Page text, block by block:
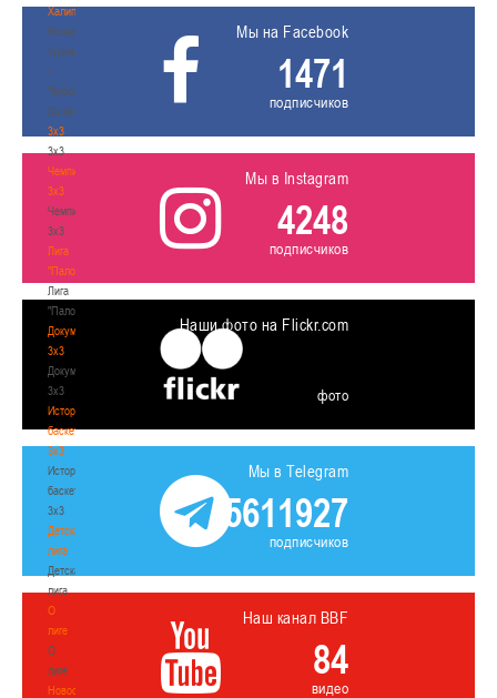
Халипского"
Международный
турнир
-
"Кубок
Халипского"
3x3
3x3
Чемпионат
3х3
Чемпионат
3х3
Лига
"Палова"
Лига
"Палова"
Документы
3х3
Документы
3х3
История
баскетбола
3х3
История
баскетбола
3х3
Детская
лига
Детская
лига
О
лиге
О
лиге
Новости
Мы на Facebook
1471
подписчиков
Мы в Instagram
4248
подписчиков
Наши фото на Flickr.com
фото
Мы в Telegram
5611927
подписчиков
Наш канал BBF
84
видео